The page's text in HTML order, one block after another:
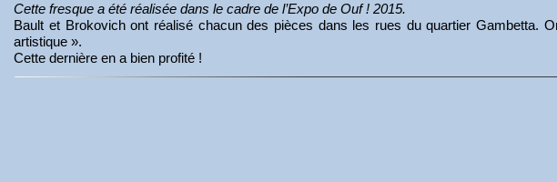
Cette fresque a été réalisée dans le cadre de l’Expo de Ouf ! 2015.
Bault et Brokovich ont réalisé chacun des pièces dans les rues du quartier Gambetta.
artistique ».
Cette dernière en a bien profité !